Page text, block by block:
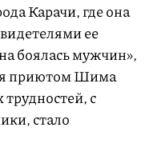
Карачи, где она
ее
боялась мужчин»,
приютом Шима
с
стало